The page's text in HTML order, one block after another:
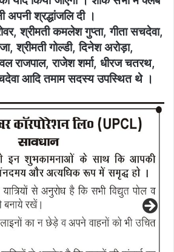
श्रद्धांजलि दी ।
श्रीमती कमलेश गुप्ता, गीता सचदेवा,
श्रीमती गोल्डी, दिनेश अरोड़ा,
राजपाल, राजेश शर्मा, धीरज चतरथ,
आदि तमाम सदस्य उपस्थित थे ।